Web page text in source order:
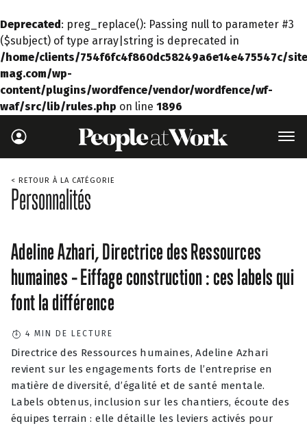
Deprecated: preg_replace(): Passing null to parameter #3
($subject) of type array|string is deprecated in
/home/clients/754f6fc4f860dc58249a6e14e475547c/
mag.com/wp-
content/plugins/wordfence/vendor/wordfence/wf-
waf/src/lib/rules.php on line 1896
< RETOUR À LA CATÉGORIE
Personnalités
Adeline Azhari, Directrice des Ressources
humaines – Eiffage construction : ces labels qui
font la différence
4 MIN DE LECTURE
Directrice des Ressources humaines, Adeline Azhari
revient sur les engagements forts de l’entreprise en
matière de diversité, d’égalité et de santé mentale.
Labels obtenus, inclusion sur les chantiers, écoute des
équipes terrain : elle détaille les leviers activés pour